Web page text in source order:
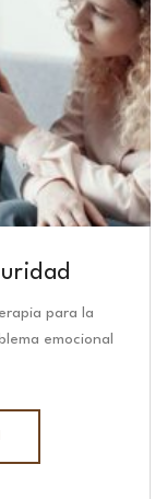
para la
emocional